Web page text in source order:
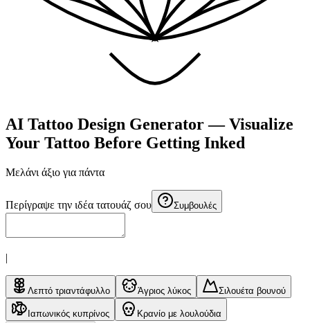
AI Tattoo Design Generator — Visualize
Your Tattoo Before Getting Inked
Μελάνι άξιο για πάντα
Περίγραψε την ιδέα τατουάζ σου Συμβουλές
|
Λεπτό τριαντάφυλλο Άγριος λύκος Σιλουέτα βουνού
Ιαπωνικός κυπρίνος
Κρανίο με λουλούδια